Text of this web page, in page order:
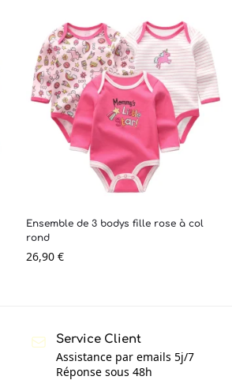
Ensemble de 3 bodys fille rose à col
rond
26,90€
Service Client
Assistance par emails 5j/7
Réponse sous 48h